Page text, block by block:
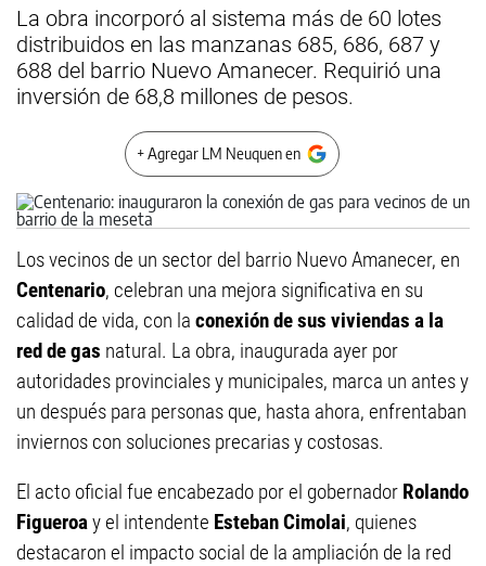
La obra incorporó al sistema más de 60 lotes
distribuidos en las manzanas 685, 686, 687 y
688 del barrio Nuevo Amanecer. Requirió una
inversión de 68,8 millones de pesos.
+ Agregar LM Neuquen en
Los vecinos de un sector del barrio Nuevo Amanecer, en
Centenario, celebran una mejora significativa en su
calidad de vida, con la conexión de sus viviendas a la
red de gas natural. La obra, inaugurada ayer por
autoridades provinciales y municipales, marca un antes y
un después para personas que, hasta ahora, enfrentaban
inviernos con soluciones precarias y costosas.
El acto oficial fue encabezado por el gobernador Rolando
Figueroay el intendente Esteban Cimolai, quienes
destacaron el impacto social de la ampliación de la red